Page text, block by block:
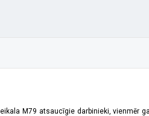
M79 atsaucīgie darbinieki,